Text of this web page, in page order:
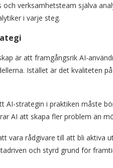
verksamhetsteam själva
i varje steg.
är att framgångsrik AI-
Istället är det kvaliteten
AI-strategin i praktiken måste
AI att skapa fler problem än
vara rådgivare till att bli aktiva
och styrd grund för